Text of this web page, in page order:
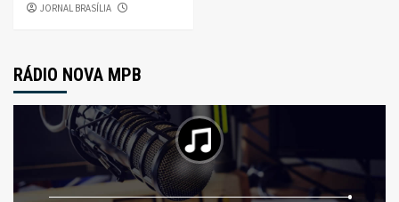
JORNAL BRASÍLIA
RÁDIO NOVA MPB